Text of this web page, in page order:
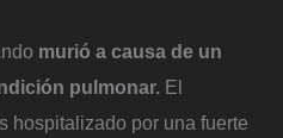
murió a causa de un
pulmonar. El
hospitalizado por una fuerte